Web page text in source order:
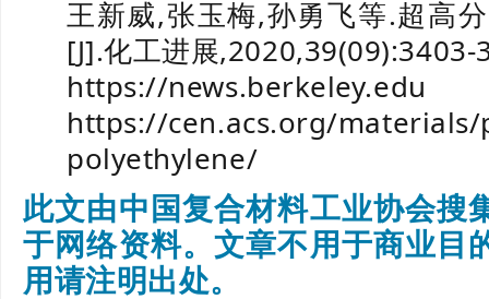
王新威,张玉梅,孙勇飞等.超高
[J].化工进展,2020,39(09):3403-
https://news.berkeley.edu
https://cen.acs.org/
polyethylene/
此文由中国复合材料工业协会搜
于网络资料。文章不用于商业目
用请注明出处。